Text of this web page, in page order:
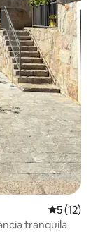
5 (12)
tranquila